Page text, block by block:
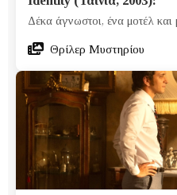
Δέκα άγνωστοι, ένα μοτέλ και
Θρίλερ Μυστηρίου